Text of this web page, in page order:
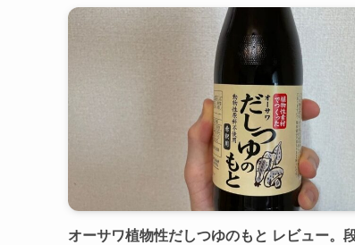
オーサワ植物性だしつゆのもと レビュー。